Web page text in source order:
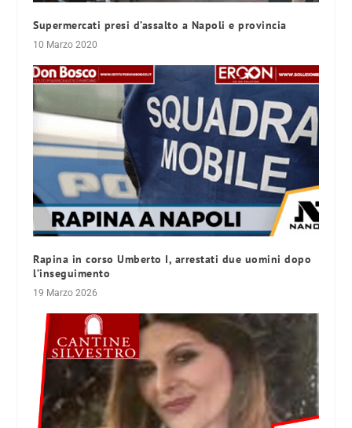
Supermercati presi d’assalto a Napoli e provincia
10 Marzo 2020
Rapina in corso Umberto I, arrestati due uomini dopo
l’inseguimento
19 Marzo 2026